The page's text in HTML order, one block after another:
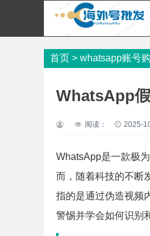
首页 > whatsapp账号
WhatsApp
阅读： 2025-
WhatsApp是一款极
而，随着科技的不断
指的是通过伪造视频
警惕并学会如何识别